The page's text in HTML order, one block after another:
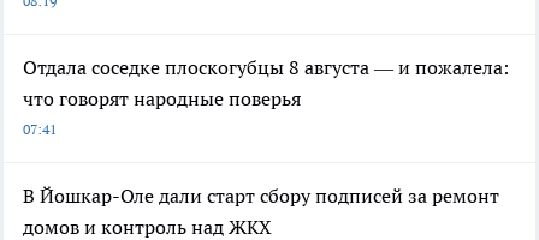
Отдала соседке плоскогубцы 8 августа — и пожалела:
что говорят народные поверья
07:41
В Йошкар-Оле дали старт сбору подписей за ремонт
домов и контроль над ЖКХ